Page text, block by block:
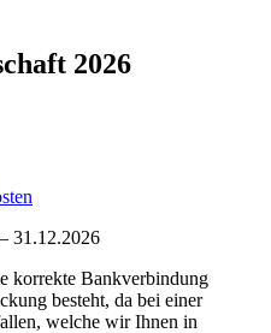
2026
31.12.2026
korrekte Bankverbindung
besteht, da bei einer
welche wir Ihnen in